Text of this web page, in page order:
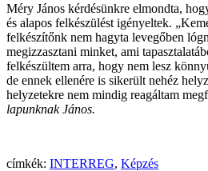
Méry János kérdésünkre elmondta,
és alapos felkészülést igényeltek.
felkészítőnk nem hagyta levegőben
megizzasztani minket, ami
felkészültem arra, hogy nem lesz
de ennek ellenére is sikerült nehéz
helyzetekre nem mindig reagáltam
lapunknak János.
címkék: INTERREG, Képzés